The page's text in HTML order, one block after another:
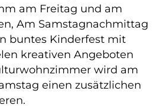
am Freitag und am
Am Samstagnachmittag
buntes Kinderfest mit
kreativen Angeboten
wird am
einen zusätzlichen